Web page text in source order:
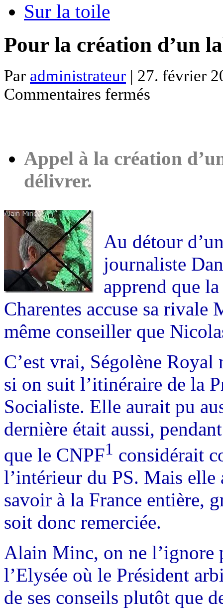
Sur la toile
Pour la création d’un
Par administrateur | 27. février
Commentaires fermés
Appel à la création
délivrer.
Au détour
journaliste
apprend que
Charentes accuse sa
même conseiller que
C’est vrai, Ségolène Royal
si on suit l’itinéraire de la
Socialiste. Elle aurait pu
dernière était aussi,
que le CNPF1 considérait
l’intérieur du PS. Mais
savoir à la France entière,
soit donc remerciée.
Alain Minc, on ne l’ignore
l’Elysée où le Président
de ses conseils plutôt que